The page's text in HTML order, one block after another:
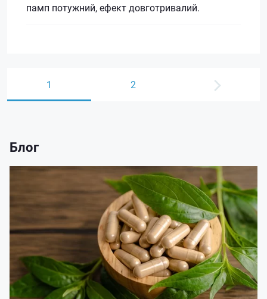
памп потужний, ефект довготривалий.
1 2
Блог